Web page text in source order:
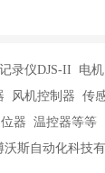
录仪DJS-II 电
风机控制器 传
器 温控器等等
斯自动化科技